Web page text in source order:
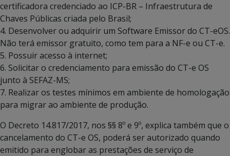
certificadora credenciado ao ICP-BR – Infraestrutura de
Chaves Públicas criada pelo Brasil;
4. Desenvolver ou adquirir um Software Emissor do CT-eOS.
Não terá emissor gratuito, como tem para a NF-e ou CT-e.
5. Possuir acesso à internet;
6. Solicitar o credenciamento para emissão do CT-e OS
junto à SEFAZ-MS;
7. Realizar os testes mínimos em ambiente de homologação
para migrar ao ambiente de produção.
O Decreto 14.817/2017, nos §§ 8º e 9º, explica também que o
cancelamento do CT-e OS, poderá ser autorizado quando
emitido para englobar as prestações de serviço de